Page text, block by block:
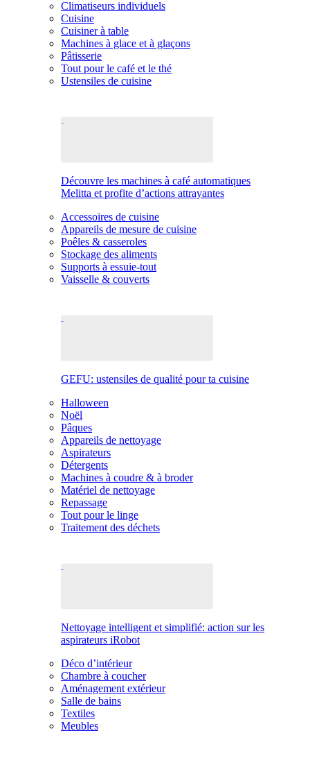
Climatiseurs individuels
Cuisine
Cuisiner à table
Machines à glace et à glaçons
Pâtisserie
Tout pour le café et le thé
Ustensiles de cuisine
Découvre les machines à café automatiques
Melitta et profite d’actions attrayantes
Accessoires de cuisine
Appareils de mesure de cuisine
Poêles & casseroles
Stockage des aliments
Supports à essuie-tout
Vaisselle & couverts
GEFU: ustensiles de qualité pour ta cuisine
Halloween
Noël
Pâques
Appareils de nettoyage
Aspirateurs
Détergents
Machines à coudre & à broder
Matériel de nettoyage
Repassage
Tout pour le linge
Traitement des déchets
Nettoyage intelligent et simplifié: action sur les
aspirateurs iRobot
Déco d’intérieur
Chambre à coucher
Aménagement extérieur
Salle de bains
Textiles
Meubles